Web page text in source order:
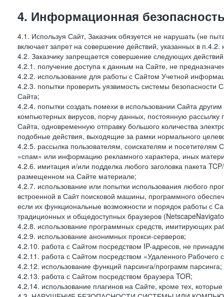
4. Информационная
4.1. Используя Сайт, Заказчик обязуется не нарушать (не
включает запрет на совершение действий, указанных в
4.2. Заказчику запрещается совершение следующих
4.2.1. получение доступа к данным на Сайте, не
4.2.2. использование для работы с Сайтом Учетной
4.2.3. попытки проверить уязвимость системы
Сайта;
4.2.4. попытки создать помехи в использовании Сайта
компьютерных вирусов, порчу данных, постоянную
Сайта, одновременную отправку большого количества
подобные действия, выходящие за рамки нормального
4.2.5. рассылка пользователям, соискателям и
«спам» или информацию рекламного характера, иных
4.2.6. имитация и/или подделка любого заголовка пакета
размещенном на Сайте материале;
4.2.7. использование или попытки использования любого
встроенной в Сайт поисковой машины, программного
если их функциональные возможности и порядок работы с
традиционных и общедоступных браузеров
4.2.8. использование программных средств, имитирующих
4.2.9. использование анонимных прокси-серверов;
4.2.10. работа с Сайтом посредством IP-адресов, не
4.2.11. работа с Сайтом посредством «Удаленного Рабочего
4.2.12. использование функций парсинга/программ парсинга;
4.2.13. работа с Сайтом посредством браузера TOR;
4.2.14. использование плагинов на Сайте, кроме тех,